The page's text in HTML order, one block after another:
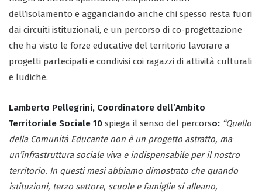
dell’isolamento e agganciando anche chi spesso resta fuori
dai circuiti istituzionali, e un percorso di co-progettazione
che ha visto le forze educative del territorio lavorare a
progetti partecipati e condivisi coi ragazzi di attività culturali
e ludiche.
Lamberto Pellegrini, Coordinatore dell’Ambito
Territoriale Sociale 10 spiega il senso del percorso: “Quello
della Comunità Educante non è un progetto astratto, ma
un’infrastruttura sociale viva e indispensabile per il nostro
territorio. In questi mesi abbiamo dimostrato che quando
istituzioni, terzo settore, scuole e famiglie si alleano,